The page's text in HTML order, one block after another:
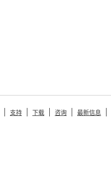
支持 下载 咨询 最新信息